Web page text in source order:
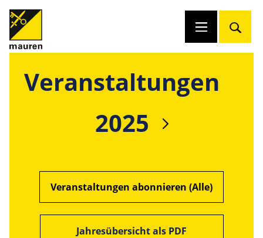
Veranstaltungen
2025
Veranstaltungen abonnieren (Alle)
Jahresübersicht als PDF